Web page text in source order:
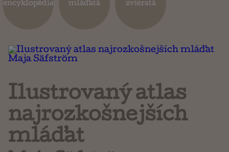
Náboženstvo a ezoterika
encyklopédia mláďatá zvieratá
Ilustrovaný atlas
najrozkošnejších
mláďat